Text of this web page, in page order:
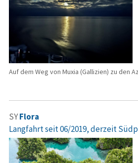
Auf dem Weg von Muxia (Gallizien) zu den
SYFlora
Langfahrt seit 06/2019, derzeit